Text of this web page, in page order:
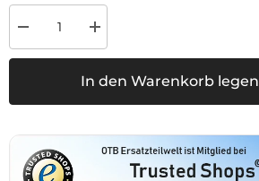
für
Polklemme
Menge
für
Polklemme
erhöhen
In den Warenkorb legen